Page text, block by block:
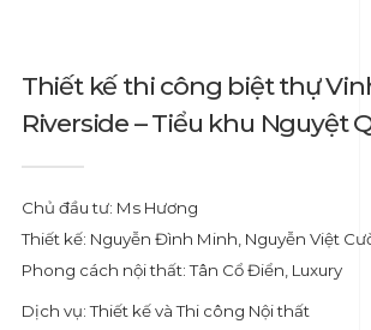
Thiết kế thi công biệt thự
Riverside – Tiểu khu Nguyệt
Chủ đầu tư: Ms Hương
Thiết kế: Nguyễn Đình Minh, Nguyễn Việt
Phong cách nội thất: Tân Cổ Điển, Luxury
Dịch vụ: Thiết kế và Thi công Nội thất